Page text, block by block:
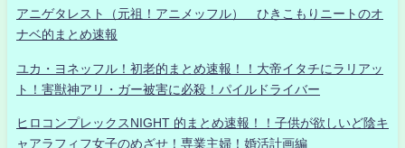
アニゲタレスト（元祖！アニメッフル） ひきこもりニートのオ
ナベ的まとめ速報
ユカ・ヨネッフル！初老的まとめ速報！！大帝イタチにラリアッ
ト！害獣神アリ・ガー被害に必殺！パイルドライバー
ヒロコンプレックスNIGHT 的まとめ速報！！子供が欲しいど陰キ
ャアラフィフ女子のめざせ！専業主婦！婚活計画編